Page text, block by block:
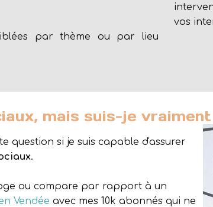
par thème ou par lieu
vos
mais suis-je
question si je suis capable d'assurer
.
ou compare par rapport à un
Vendée avec mes 10k abonnés qui ne